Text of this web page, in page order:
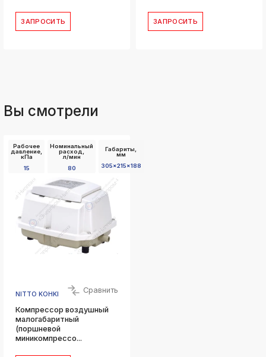
ЗАПРОСИТЬ ЗАПРОСИТЬ
Вы смотрели
Рабочее
давление,
кПа
15
Номинальный
расход,
л/мин
80
Габариты,
мм
305x215x188
NITTO KOHKI Сравнить
Компрессор воздушный
малогабаритный
(поршневой
миникомпрессо...